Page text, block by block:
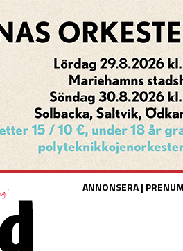
ANNONSERA|